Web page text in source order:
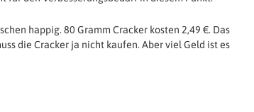
happig. 80 Gramm Cracker kosten 2,49 €. Das
die Cracker ja nicht kaufen. Aber viel Geld ist es